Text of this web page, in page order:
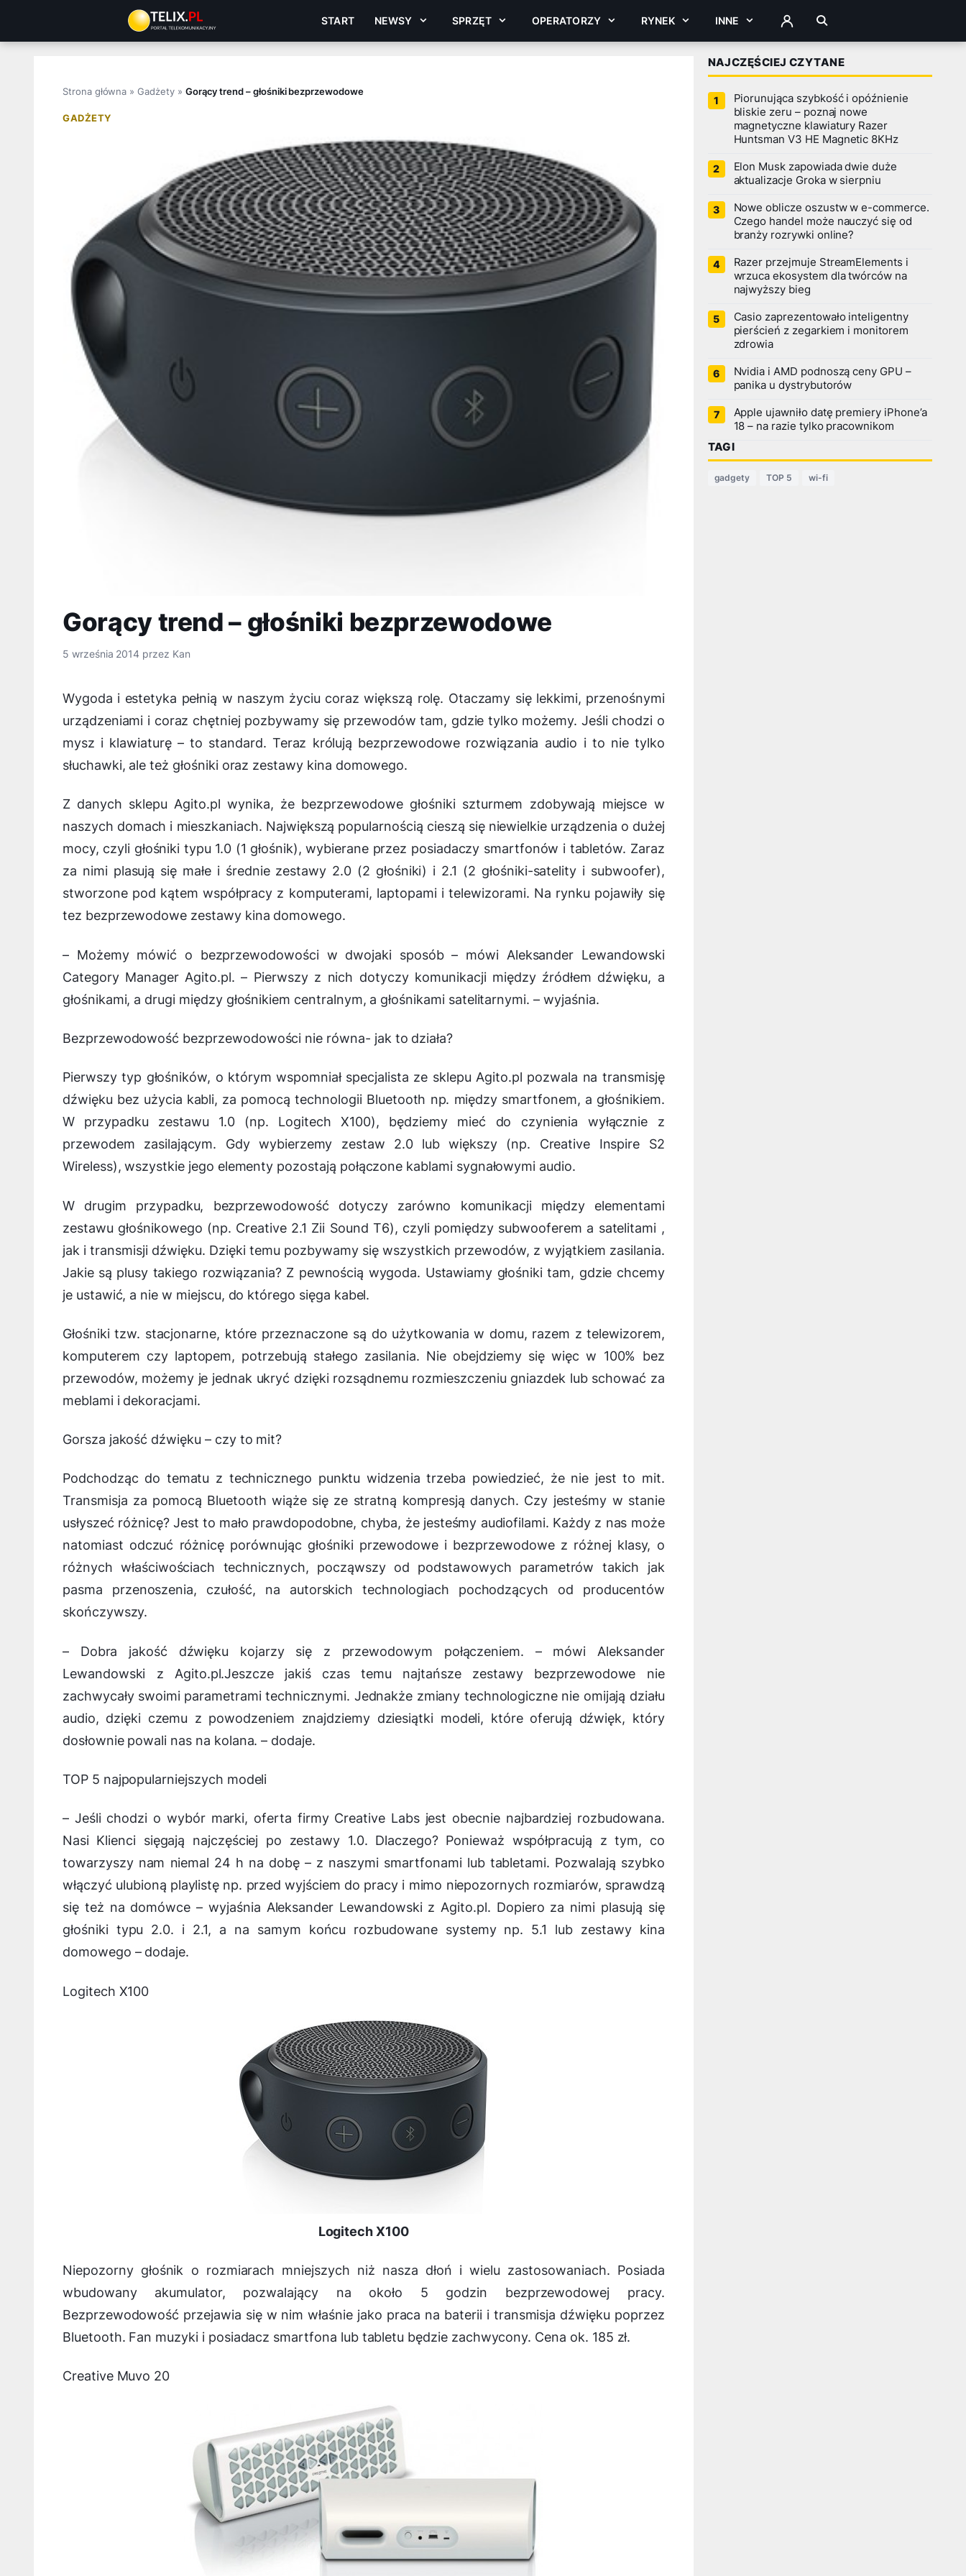
treści
START NEWSY SPRZĘT OPERATORZY RYNEK INNE ZALOGUJ
Strona główna »Gadżety» Gorący trend – głośniki bezprzewodowe
GADŻETY
Gorący trend – głośniki bezprzewodowe
5 września 2014 przez Kan
Wygoda i estetyka pełnią w naszym życiu coraz większą rolę. Otaczamy się lekkimi, przenośnymi
urządzeniami i coraz chętniej pozbywamy się przewodów tam, gdzie tylko możemy. Jeśli chodzi o
mysz i klawiaturę – to standard. Teraz królują bezprzewodowe rozwiązania audio i to nie tylko
słuchawki, ale też głośniki oraz zestawy kina domowego.
Z danych sklepu Agito.pl wynika, że bezprzewodowe głośniki szturmem zdobywają miejsce w
naszych domach i mieszkaniach. Największą popularnością cieszą się niewielkie urządzenia o dużej
mocy, czyli głośniki typu 1.0 (1 głośnik), wybierane przez posiadaczy smartfonów i tabletów. Zaraz
za nimi plasują się małe i średnie zestawy 2.0 (2 głośniki) i 2.1 (2 głośniki-satelity i subwoofer),
stworzone pod kątem współpracy z komputerami, laptopami i telewizorami. Na rynku pojawiły się
tez bezprzewodowe zestawy kina domowego.
– Możemy mówić o bezprzewodowości w dwojaki sposób– mówi Aleksander Lewandowski
Category Manager Agito.pl. – Pierwszy z nich dotyczy komunikacji między źródłem dźwięku, a
głośnikami, a drugi między głośnikiem centralnym, a głośnikami satelitarnymi. – wyjaśnia.
Bezprzewodowość bezprzewodowości nie równa- jak to działa?
Pierwszy typ głośników, o którym wspomniał specjalista ze sklepu Agito.pl pozwala na transmisję
dźwięku bez użycia kabli, za pomocą technologii Bluetooth np. między smartfonem, a głośnikiem.
W przypadku zestawu 1.0 (np. Logitech X100), będziemy mieć do czynienia wyłącznie z
przewodem zasilającym. Gdy wybierzemy zestaw 2.0 lub większy (np. Creative Inspire S2
Wireless), wszystkie jego elementy pozostają połączone kablami sygnałowymi audio.
W drugim przypadku, bezprzewodowość dotyczy zarówno komunikacji między elementami
zestawu głośnikowego (np. Creative 2.1 Zii Sound T6), czyli pomiędzy subwooferem a satelitami ,
jak i transmisji dźwięku. Dzięki temu pozbywamy się wszystkich przewodów, z wyjątkiem zasilania.
Jakie są plusy takiego rozwiązania? Z pewnością wygoda. Ustawiamy głośniki tam, gdzie chcemy
je ustawić, a nie w miejscu, do którego sięga kabel.
Głośniki tzw. stacjonarne, które przeznaczone są do użytkowania w domu, razem z telewizorem,
komputerem czy laptopem, potrzebują stałego zasilania. Nie obejdziemy się więc w 100% bez
przewodów, możemy je jednak ukryć dzięki rozsądnemu rozmieszczeniu gniazdek lub schować za
meblami i dekoracjami.
Gorsza jakość dźwięku – czy to mit?
Podchodząc do tematu z technicznego punktu widzenia trzeba powiedzieć, że nie jest to mit.
Transmisja za pomocą Bluetooth wiąże się ze stratną kompresją danych. Czy jesteśmy w stanie
usłyszeć różnicę? Jest to mało prawdopodobne, chyba, że jesteśmy audiofilami. Każdy z nas może
natomiast odczuć różnicę porównując głośniki przewodowe i bezprzewodowe z różnej klasy, o
różnych właściwościach technicznych, począwszy od podstawowych parametrów takich jak
pasma przenoszenia, czułość, na autorskich technologiach pochodzących od producentów
skończywszy.
– Dobra jakość dźwięku kojarzy się z przewodowym połączeniem. – mówi Aleksander
Lewandowski z Agito.pl.Jeszcze jakiś czas temu najtańsze zestawy bezprzewodowe nie
zachwycały swoimi parametrami technicznymi. Jednakże zmiany technologiczne nie omijają działu
audio, dzięki czemu z powodzeniem znajdziemy dziesiątki modeli, które oferują dźwięk, który
dosłownie powali nas na kolana.– dodaje.
TOP 5 najpopularniejszych modeli
– Jeśli chodzi o wybór marki, oferta firmy Creative Labs jest obecnie najbardziej rozbudowana.
Nasi Klienci sięgają najczęściej po zestawy 1.0. Dlaczego? Ponieważ współpracują z tym, co
towarzyszy nam niemal 24 h na dobę – z naszymi smartfonami lub tabletami. Pozwalają szybko
włączyć ulubioną playlistę np. przed wyjściem do pracy i mimo niepozornych rozmiarów, sprawdzą
się też na domówce– wyjaśnia Aleksander Lewandowski z Agito.pl. Dopiero za nimi plasują się
głośniki typu 2.0. i 2.1, a na samym końcu rozbudowane systemy np. 5.1 lub zestawy kina
domowego – dodaje.
Logitech X100
Logitech X100
Niepozorny głośnik o rozmiarach mniejszych niż nasza dłoń i wielu zastosowaniach. Posiada
wbudowany akumulator, pozwalający na około 5 godzin bezprzewodowej pracy.
Bezprzewodowość przejawia się w nim właśnie jako praca na baterii i transmisja dźwięku poprzez
Bluetooth. Fan muzyki i posiadacz smartfona lub tabletu będzie zachwycony. Cena ok. 185 zł.
Creative Muvo 20
NAJCZĘŚCIEJ CZYTANE
Piorunująca szybkość i opóźnienie
bliskie zeru – poznaj nowe
magnetyczne klawiatury Razer
Huntsman V3 HE Magnetic 8KHz
Elon Musk zapowiada dwie duże
aktualizacje Groka w sierpniu
Nowe oblicze oszustw w e-commerce.
Czego handel może nauczyć się od
branży rozrywki online?
Razer przejmuje StreamElements i
wrzuca ekosystem dla twórców na
najwyższy bieg
Casio zaprezentowało inteligentny
pierścień z zegarkiem i monitorem
zdrowia
Nvidia i AMD podnoszą ceny GPU –
panika u dystrybutorów
Apple ujawniło datę premiery iPhone’a
18 – na razie tylko pracownikom
TAGI
gadgety TOP 5 wi-fi